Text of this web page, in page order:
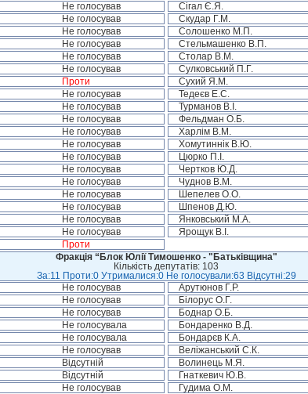
Не голосував Сігал Є.Я.
Не голосував Скудар Г.М.
Не голосував Солошенко М.П.
Не голосував Стельмашенко В.П.
Не голосував Столар В.М.
Не голосував Сулковський П.Г.
Проти Сухий Я.М.
Не голосував Тедеєв Е.С.
Не голосував Турманов В.І.
Не голосував Фельдман О.Б.
Не голосував Харлім В.М.
Не голосував Хомутиннік В.Ю.
Не голосував Цюрко П.І.
Не голосував Чертков Ю.Д.
Не голосував Чуднов В.М.
Не голосував Шепелев О.О.
Не голосував Шпенов Д.Ю.
Не голосував Янковський М.А.
Не голосував Ярощук В.І.
Проти
Фракція “Блок Юлії Тимошенко - "Батьківщина"
Кількість депутатів: 103
За:11 Проти:0 Утрималися:0 Не голосували:63 Відсутні:29
Не голосував Арутюнов Г.Р.
Не голосував Білорус О.Г.
Не голосував Боднар О.Б.
Не голосувала Бондаренко В.Д.
Не голосувала Бондарєв К.А.
Не голосував Веліжанський С.К.
Відсутній Волинець М.Я.
Відсутній Гнаткевич Ю.В.
Не голосував Гудима О.М.